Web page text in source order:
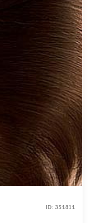
ID:351811